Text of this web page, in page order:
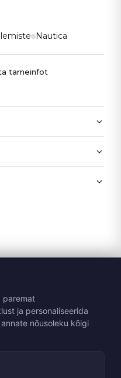
Nautica
tarneinfot
paremat
ja personaliseerida
nõusoleku kõigi